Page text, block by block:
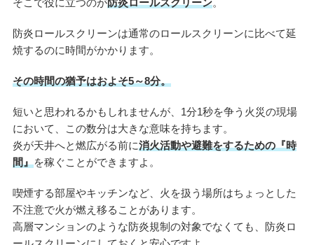
そこで役に立つのが防炎ロールスクリーン。
防炎ロールスクリーンは通常のロールスクリーンに比べて延
焼するのに時間がかかります。
その時間の猶予はおよそ5～8分。
短いと思われるかもしれませんが、1分1秒を争う火災の現場
において、この数分は大きな意味を持ちます。
炎が天井へと燃広がる前に消火活動や避難をするための『時
間』を稼ぐことができますよ。
喫煙する部屋やキッチンなど、火を扱う場所はちょっとした
不注意で火が燃え移ることがあります。
高層マンションのような防炎規制の対象でなくても、防炎ロ